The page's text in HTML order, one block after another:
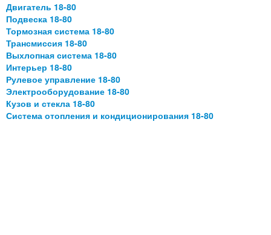
Двигатель 18-80
Подвеска 18-80
Тормозная система 18-80
Трансмиссия 18-80
Выхлопная система 18-80
Интерьер 18-80
Рулевое управление 18-80
Электрооборудование 18-80
Кузов и стекла 18-80
Система отопления и кондиционирования 18-80